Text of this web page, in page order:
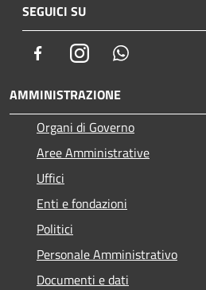
SEGUICI SU
FacebookInstagram
AMMINISTRAZIONE
Organi di Governo
Aree Amministrative
Uffici
Enti e fondazioni
Politici
Personale Amministrativo
Documenti e dati